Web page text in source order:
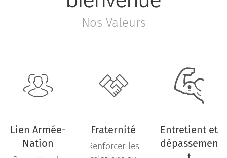
Nos Valeurs
Lien Armée-
Nation
Fraternité
Renforcer les
Entretient et
dépassemen